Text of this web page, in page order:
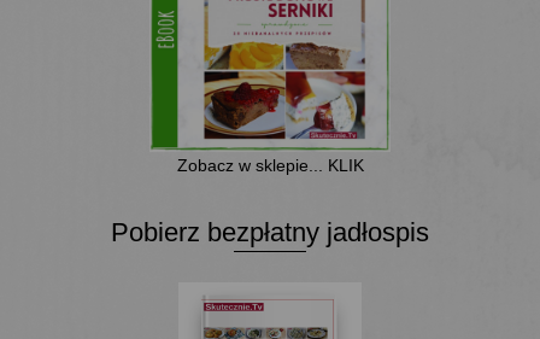
Zobacz w sklepie... KLIK
Pobierz bezpłatny jadłospis